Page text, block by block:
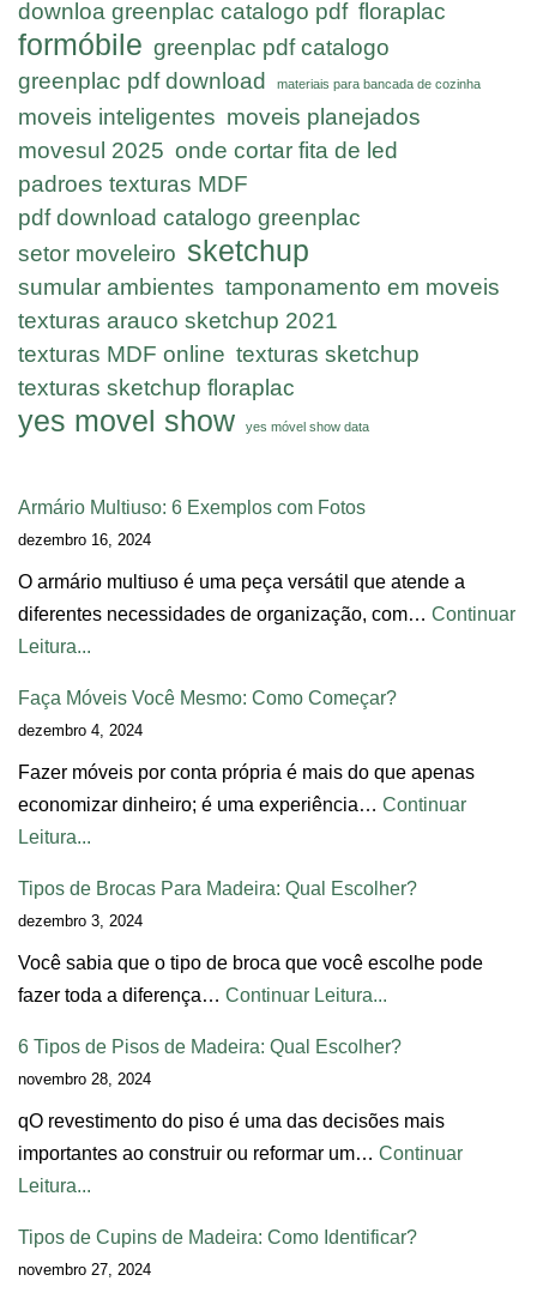
downloa greenplac catalogo pdf floraplac
formóbile greenplac pdf catalogo
greenplac pdf download
materiais para bancada de cozinha
moveis inteligentes moveis planejados
movesul 2025 onde cortar fita de led
padroes texturas MDF
pdf download catalogo greenplac
setor moveleiro sketchup
sumular ambientes tamponamento em moveis
texturas arauco sketchup 2021
texturas MDF online texturas sketchup
texturas sketchup floraplac
yes movel show yes móvel show data
Armário Multiuso: 6 Exemplos com Fotos
dezembro 16, 2024
O armário multiuso é uma peça versátil que atende a
diferentes necessidades de organização, com… Continuar
Leitura...
Faça Móveis Você Mesmo: Como Começar?
dezembro 4, 2024
Fazer móveis por conta própria é mais do que apenas
economizar dinheiro; é uma experiência… Continuar
Leitura...
Tipos de Brocas Para Madeira: Qual Escolher?
dezembro 3, 2024
Você sabia que o tipo de broca que você escolhe pode
fazer toda a diferença… Continuar Leitura...
6 Tipos de Pisos de Madeira: Qual Escolher?
novembro 28, 2024
qO revestimento do piso é uma das decisões mais
importantes ao construir ou reformar um… Continuar
Leitura...
Tipos de Cupins de Madeira: Como Identificar?
novembro 27, 2024